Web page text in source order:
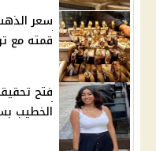
قمته مع
فتح
الخطيب